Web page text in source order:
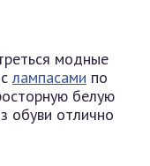
модные
лампасами по
белую
обуви отлично